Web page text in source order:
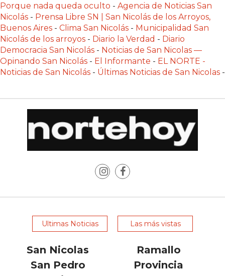
COMISIÓN
POR
VENTA
QUÉ
MÁS
GASTRONÓMICOS
TIENDA
WHATSAPP
2026:
Porque nada queda oculto - Agencia de Noticias San
Nicolás - Prensa Libre SN | San Nicolás de los Arroyos,
Buenos Aires - Clima San Nicolás - Municipalidad San
Nicolás de los arroyos - Diario la Verdad - Diario
Democracia San Nicolás - Noticias de San Nicolas —
Opinando San Nicolás - El Informante - EL NORTE -
Noticias de San Nicolás - Últimas Noticias de San Nicolas -
Ultimas Noticias Las más vistas
San Nicolas
Ramallo
San Pedro
Provincia